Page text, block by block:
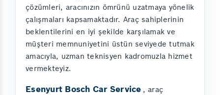
çözümleri, aracınızın ömrünü uzatmaya yönelik
çalışmaları kapsamaktadır. Araç sahiplerinin
beklentilerini en iyi şekilde karşılamak ve
müşteri memnuniyetini üstün seviyede tutmak
amacıyla, uzman teknisyen kadromuzla hizmet
vermekteyiz.
Esenyurt Bosch Car Service , araç